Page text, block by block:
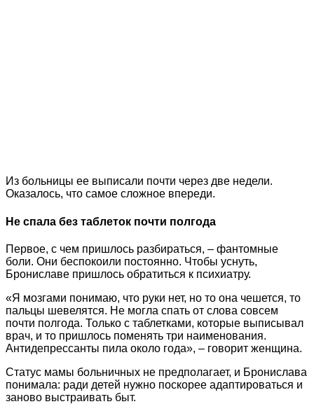
Из больницы ее выписали почти через две недели.
Оказалось, что самое сложное впереди.
Не спала без таблеток почти полгода
Первое, с чем пришлось разбираться, – фантомные
боли. Они беспокоили постоянно. Чтобы уснуть,
Брониславе пришлось обратиться к психиатру.
«Я мозгами понимаю, что руки нет, но то она чешется, то
пальцы шевелятся. Не могла спать от слова совсем
почти полгода. Только с таблетками, которые выписывал
врач, и то пришлось поменять три наименования.
Антидепрессанты пила около года», – говорит женщина.
Статус мамы больничных не предполагает, и Бронислава
понимала: ради детей нужно поскорее адаптироваться и
заново выстраивать быт.